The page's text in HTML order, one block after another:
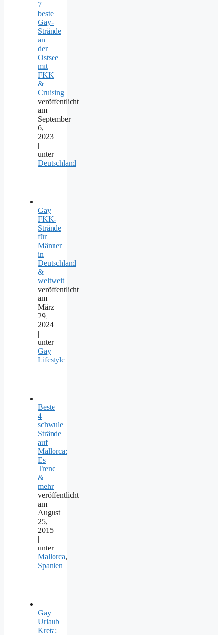
7
beste
Gay-
Strände
an
der
Ostsee
mit
FKK
&
Cruising
veröffentlicht
am
September
6,
2023
|
unter
Deutschland
Gay
FKK-
Strände
für
Männer
in
Deutschland
&
weltweit
veröffentlicht
am
März
29,
2024
|
unter
Gay
Lifestyle
Beste
4
schwule
Strände
auf
Mallorca:
Es
Trenc
&
mehr
veröffentlicht
am
August
25,
2015
|
unter
Mallorca,
Spanien
Gay-
Urlaub
Kreta: